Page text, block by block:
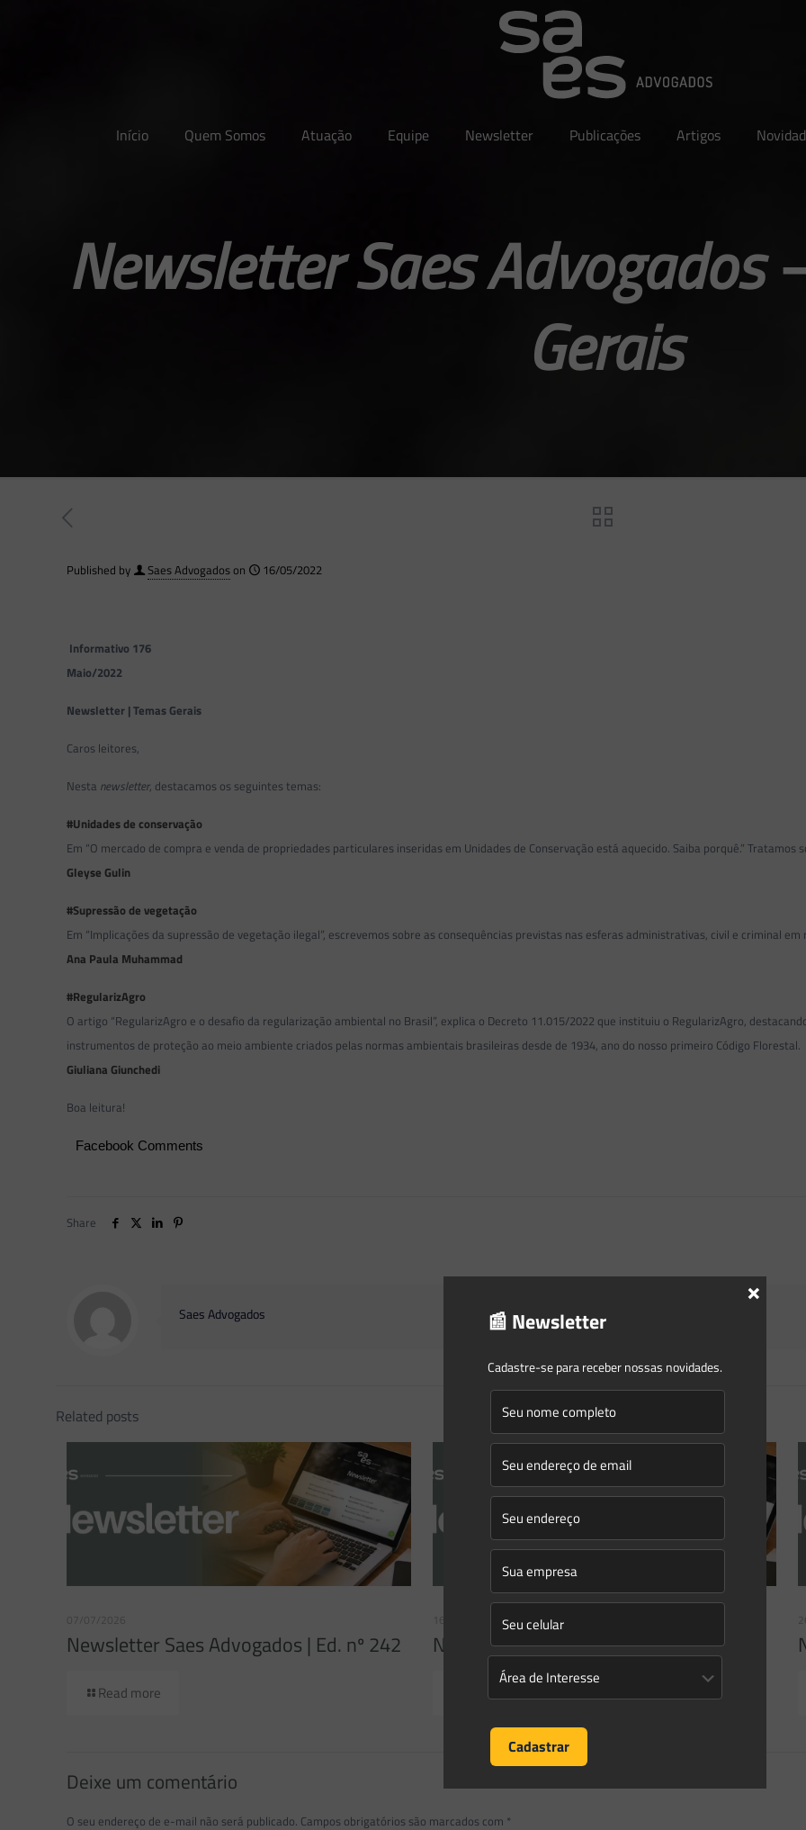
Início Quem Somos Atuação Equipe Newsletter Publicações Artigos
Newsletter Saes Advogados
Gerais
Published by Saes Advogadoson 16/05/2022
Informativo 176
Maio/2022
Newsletter | Temas Gerais
Caros leitores,
Nesta newsletter, destacamos os seguintes temas:
#Unidades de conservação
Em “O mercado de compra e venda de propriedades particulares inseridas em Unidades de Conservação está aquecido. Saiba porquê.” Tratamos
Gleyse Gulin
#Supressão de vegetação
Em “Implicações da supressão de vegetação ilegal”, escrevemos sobre as consequências previstas nas esferas administrativas, civil e criminal
Ana Paula Muhammad
#RegularizAgro
O artigo “RegularizAgro e o desafio da regularização ambiental no Brasil”, explica o Decreto 11.015/2022 que instituiu o RegularizAgro,
instrumentos de proteção ao meio ambiente criados pelas normas ambientais brasileiras desde de 1934, ano do nosso primeiro Código Florestal.
Giuliana Giunchedi
Boa leitura!
Facebook Comments
Share
Saes Advogados
Related posts
07/07/2026
Newsletter Saes Advogados | Ed. nº 242
Read more
Newsletter Saes Advogados | Ed. nº 241
Deixe um comentário
O seu endereço de e-mail não será publicado. Campos obrigatórios são marcados com *
📰 Newsletter
Cadastre-se para receber nossas novidades.
×